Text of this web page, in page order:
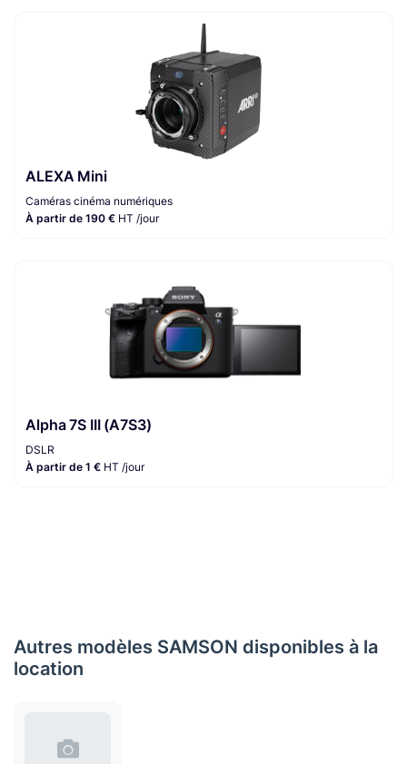
ALEXA Mini
Caméras cinéma numériques
À partir de 190 € HT /jour
Alpha 7S III (A7S3)
DSLR
À partir de 1 € HT /jour
Autres modèles SAMSON disponibles à la
location